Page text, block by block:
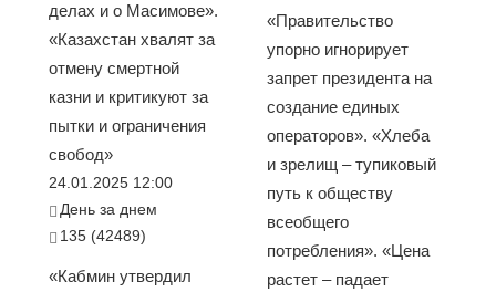
делах и о Масимове».
«Казахстан хвалят за
отмену смертной
казни и критикуют за
пытки и ограничения
свобод»
24.01.2025 12:00
День за днем
135 (42489)
«Кабмин утвердил
«Правительство
упорно игнорирует
запрет президента на
создание единых
операторов». «Хлеба
и зрелищ – тупиковый
путь к обществу
всеобщего
потребления». «Цена
растет – падает